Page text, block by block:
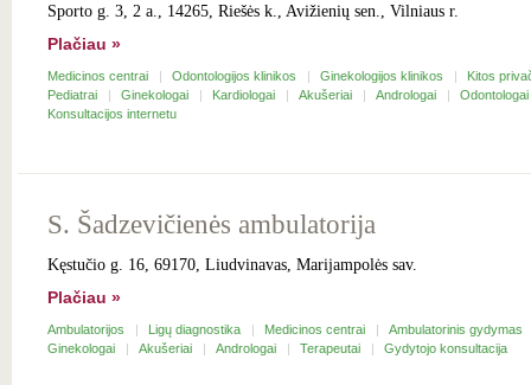
Sporto g. 3, 2 a., 14265, Riešės k., Avižienių sen., Vilniaus r.
Plačiau »
Medicinos centrai Odontologijos klinikos Ginekologijos klinikos
Kitos
Pediatrai
Ginekologai Kardiologai Akušeriai Andrologai
Odontologai
Konsultacijos internetu
S. Šadzevičienės ambulatorija
Kęstučio g. 16, 69170, Liudvinavas, Marijampolės sav.
Plačiau »
Ambulatorijos Ligų diagnostika Medicinos centrai
Ambulatorinis gydymas
Ginekologai
Akušeriai Andrologai Terapeutai Gydytojo konsultacija